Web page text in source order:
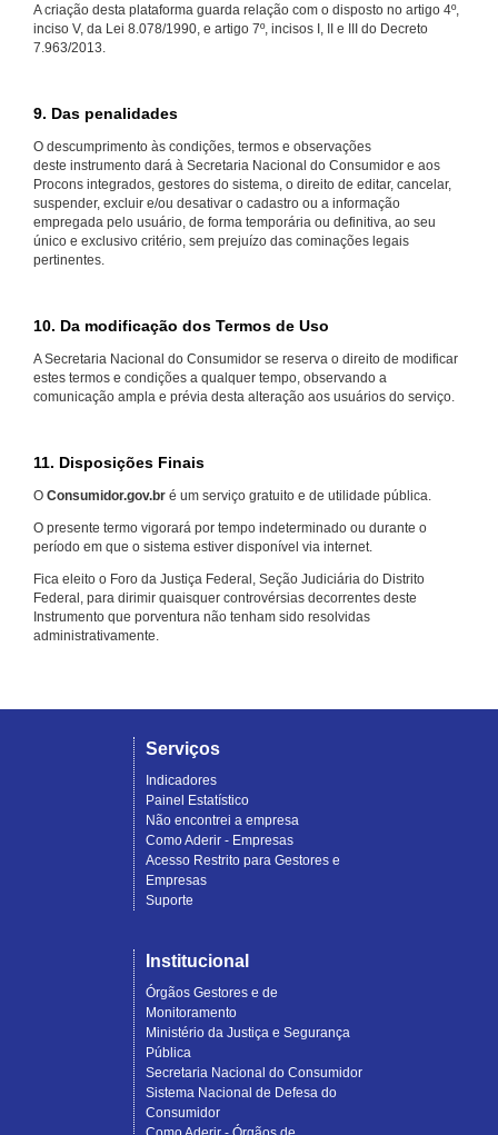
A criação desta plataforma guarda relação com o disposto no artigo 4º,
inciso V, da Lei 8.078/1990, e artigo 7º, incisos I, II e III do Decreto
7.963/2013.
9. Das penalidades
O descumprimento às condições, termos e observações
deste instrumento dará à Secretaria Nacional do Consumidor e aos
Procons integrados, gestores do sistema, o direito de editar, cancelar,
suspender, excluir e/ou desativar o cadastro ou a informação
empregada pelo usuário, de forma temporária ou definitiva, ao seu
único e exclusivo critério, sem prejuízo das cominações legais
pertinentes.
10. Da modificação dos Termos de Uso
A Secretaria Nacional do Consumidor se reserva o direito de modificar
estes termos e condições a qualquer tempo, observando a
comunicação ampla e prévia desta alteração aos usuários do serviço.
11. Disposições Finais
O Consumidor.gov.br é um serviço gratuito e de utilidade pública.
O presente termo vigorará por tempo indeterminado ou durante o
período em que o sistema estiver disponível via internet.
Fica eleito o Foro da Justiça Federal, Seção Judiciária do Distrito
Federal, para dirimir quaisquer controvérsias decorrentes deste
Instrumento que porventura não tenham sido resolvidas
administrativamente.
Serviços
Indicadores
Painel Estatístico
Não encontrei a empresa
Como Aderir - Empresas
Acesso Restrito para Gestores e
Empresas
Suporte
Institucional
Órgãos Gestores e de
Monitoramento
Ministério da Justiça e Segurança
Pública
Secretaria Nacional do Consumidor
Sistema Nacional de Defesa do
Consumidor